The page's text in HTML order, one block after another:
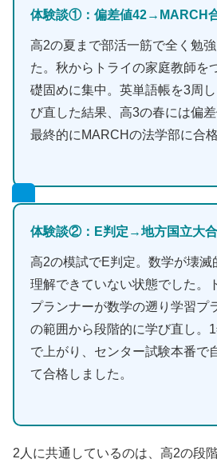
体験談①：偏差値42→MARCH合
高2の夏まで部活一筋で全く勉
た。秋からトライの家庭教師を
礎固めに集中。英単語帳を3周
び直した結果、高3の春には偏差
最終的にMARCHの法学部に合格
体験談②：E判定→地方国立大合
高2の模試でE判定。数学が壊滅
理解できていない状態でした。
プランナーが数学の遡り学習プ
の範囲から段階的に学び直し。
で上がり、センター試験本番で
て合格しました。
2人に共通しているのは、高2の段